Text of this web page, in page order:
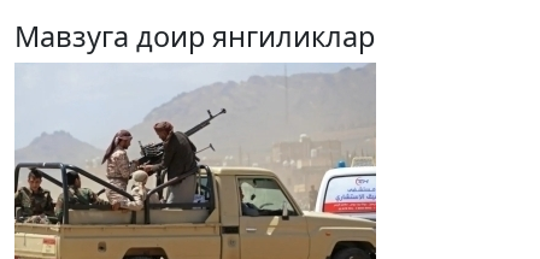
Мавзуга доир янгиликлар